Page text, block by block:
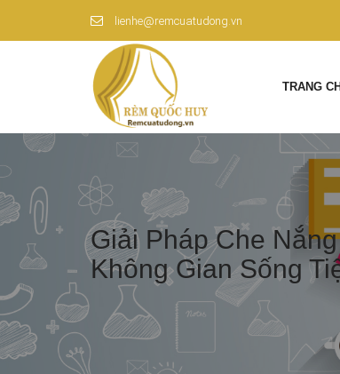
lienhe@remcuatudong.vn
TRANG
Giải Pháp Che
Không Gian Sống